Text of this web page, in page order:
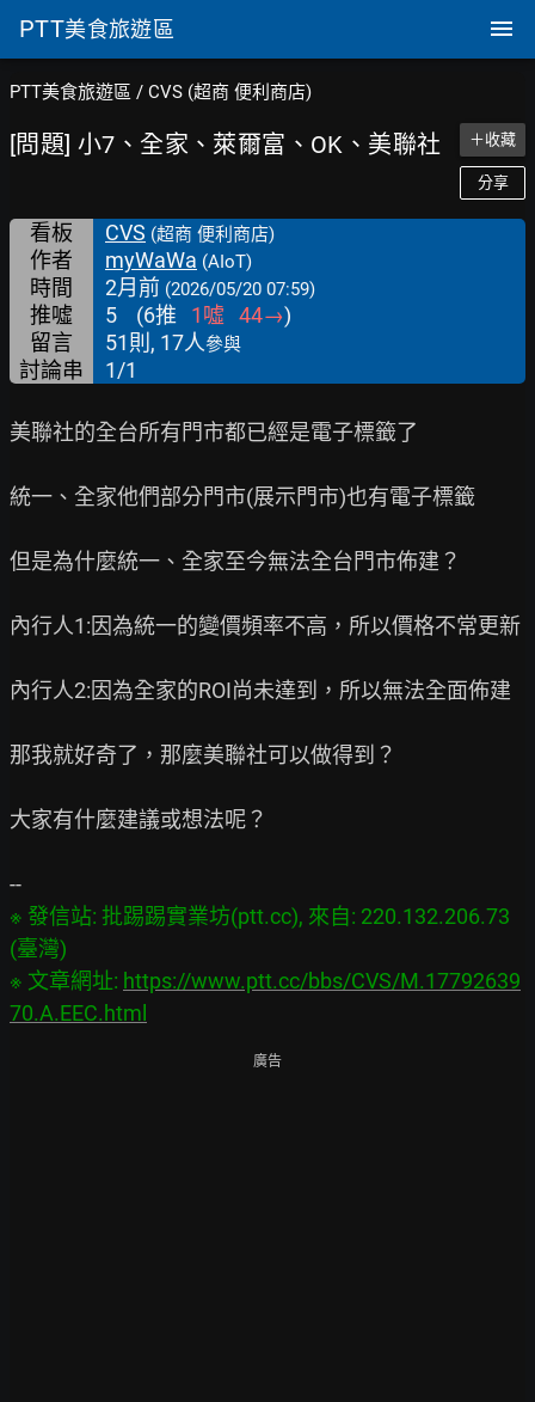
PTT美食旅遊區
PTT美食旅遊區 / CVS (超商 便利商店)
[問題] 小7、全家、萊爾富、OK、美聯社 ＋收藏
分享
看板 CVS (超商 便利商店)
作者 myWaWa (AIoT)
時間 2月前 (2026/05/20 07:59)
推噓 5 (6推 1噓 44→)
留言
51則, 17人參與
討論串 1/1
美聯社的全台所有門市都已經是電子標籤了
統一、全家他們部分門市(展示門市)也有電子標籤
但是為什麼統一、全家至今無法全台門市佈建？
內行人1:因為統一的變價頻率不高，所以價格不常更新
內行人2:因為全家的ROI尚未達到，所以無法全面佈建
那我就好奇了，那麼美聯社可以做得到？
大家有什麼建議或想法呢？
※ 發信站: 批踢踢實業坊(ptt.cc), 來自: 220.132.206.73
(臺灣)
※ 文章網址: https://www.ptt.cc/bbs/CVS/M.17792639
70.A.EEC.html
廣告